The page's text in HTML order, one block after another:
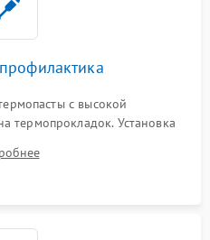
с высокой
термопрокладок. Установка
Предварительная